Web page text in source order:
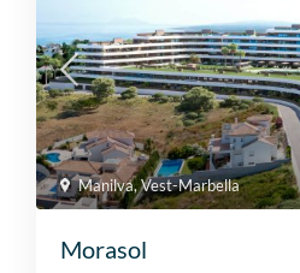
Manilva,Vest-Marbella
Morasol